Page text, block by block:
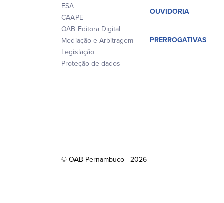
ESA
CAAPE
OAB Editora Digital
Mediação e Arbitragem
Legislação
Proteção de dados
OUVIDORIA
PRERROGATIVAS
© OAB Pernambuco - 2026